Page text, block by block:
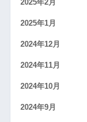
2025年2月
2025年1月
2024年12月
2024年11月
2024年10月
2024年9月